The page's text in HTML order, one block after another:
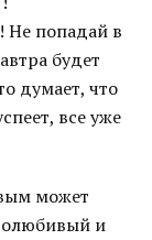
Не попадай в
будет
думает, что
все уже
может
и